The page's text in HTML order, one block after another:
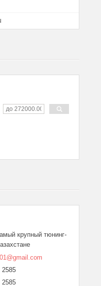
крупный тюнинг-
2585
2585